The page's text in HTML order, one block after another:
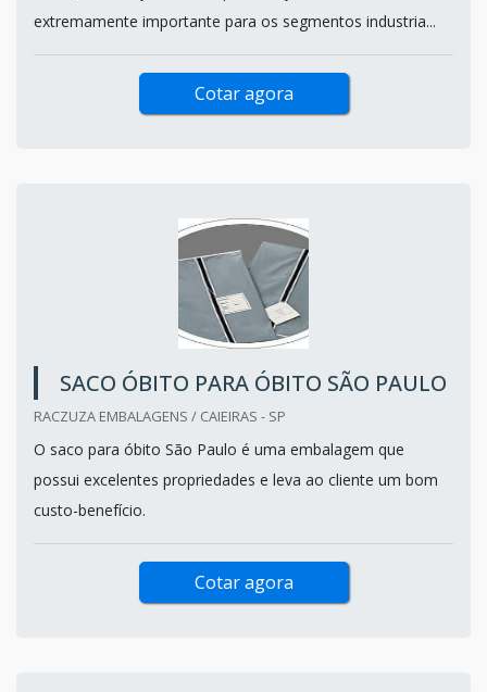
extremamente importante para os segmentos industria...
Cotar agora
SACO ÓBITO PARA ÓBITO SÃO PAULO
RACZUZA EMBALAGENS / CAIEIRAS - SP
O saco para óbito São Paulo é uma embalagem que
possui excelentes propriedades e leva ao cliente um bom
custo-benefício.
Cotar agora